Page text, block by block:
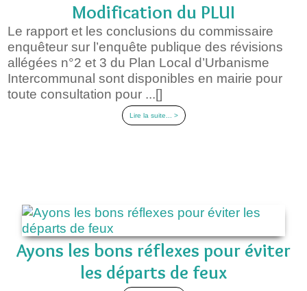
Modification du PLUI
Le rapport et les conclusions du commissaire
enquêteur sur l’enquête publique des révisions
allégées n°2 et 3 du Plan Local d’Urbanisme
Intercommunal sont disponibles en mairie pour
toute consultation pour ...[]
Lire la suite... >
Ayons les bons réflexes pour éviter
les départs de feux